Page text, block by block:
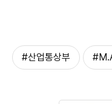
#산업통상부